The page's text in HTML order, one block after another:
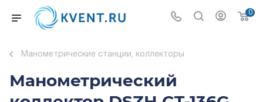
0
Манометрические станции, коллекторы
Манометрический